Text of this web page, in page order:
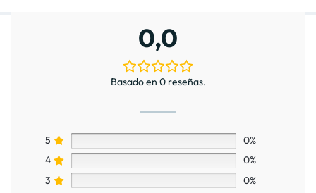
0,0
Basado en 0 reseñas.
5
0%
4
0%
3
0%